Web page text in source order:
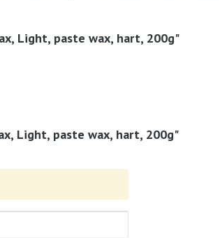
Light, paste wax, hart, 200g"
Light, paste wax, hart, 200g"